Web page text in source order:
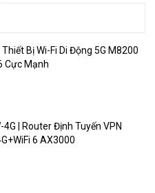
Bị Wi-Fi Di Động 5G M8200
Cực Mạnh
| Router Định Tuyến VPN
6 AX3000